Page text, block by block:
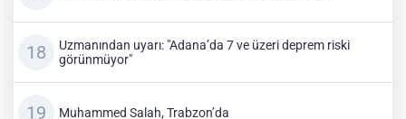
Uzmanından uyarı: "Adana’da 7 ve üzeri deprem riski
görünmüyor"
Muhammed Salah, Trabzon’da